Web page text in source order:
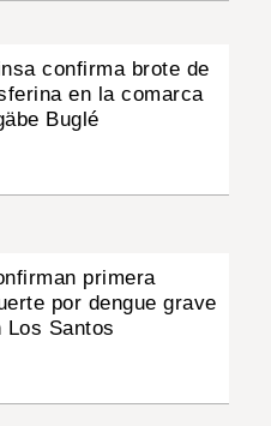
confirma brote de
en la comarca
Buglé
primera
por dengue grave
Los Santos